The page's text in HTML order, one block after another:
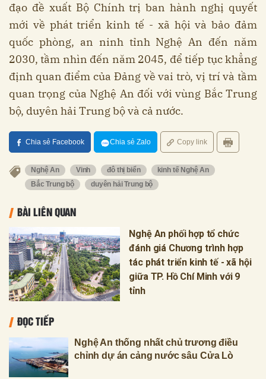
đạo đề xuất Bộ Chính trị ban hành nghị quyết
mới về phát triển kinh tế - xã hội và bảo đảm
quốc phòng, an ninh tỉnh Nghệ An đến năm
2030, tầm nhìn đến năm 2045, để tiếp tục khẳng
định quan điểm của Đảng về vai trò, vị trí và tầm
quan trọng của Nghệ An đối với vùng Bắc Trung
bộ, duyên hải Trung bộ và cả nước.
Chia sẻ Facebook Chia sẻ Zalo Copy link
Nghệ An Vinh đô thị biển
kinh tế Nghệ An
Bắc Trung bộ
duyên hải Trung bộ
BÀI LIÊN QUAN
Nghệ An phối hợp tổ chức
đánh giá Chương trình hợp
tác phát triển kinh tế - xã hội
giữa TP. Hồ Chí Minh với 9
tỉnh
ĐỌC TIẾP
Nghệ An thống nhất chủ trương điều
chỉnh dự án cảng nước sâu Cửa Lò